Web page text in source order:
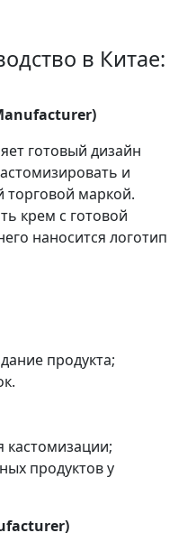
в Китае:
готовый дизайн
и
торговой маркой.
крем с готовой
наносится логотип
продукта;
кастомизации;
продуктов у